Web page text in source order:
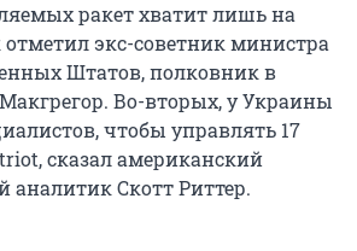
ракет хватит лишь на
отметил экс-советник министра
Штатов, полковник в
Макгрегор. Во-вторых, у Украины
чтобы управлять 17
сказал американский
аналитик Скотт Риттер.